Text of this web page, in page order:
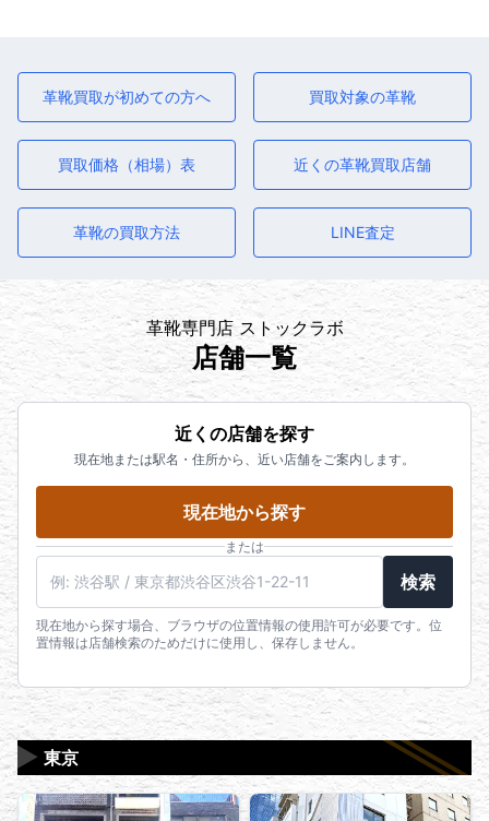
革靴買取が初めての方へ 買取対象の革靴
買取価格（相場）表 近くの革靴買取店舗
革靴の買取方法 LINE査定
革靴専門店 ストックラボ
店舗一覧
近くの店舗を探す
現在地または駅名・住所から、近い店舗をご案内します。
現在地から探す
または
検索
現在地から探す場合、ブラウザの位置情報の使用許可が必要です。位
置情報は店舗検索のためだけに使用し、保存しません。
東京
▶